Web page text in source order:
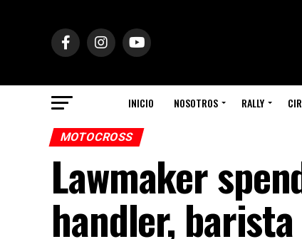
INICIO NOSOTROS RALLY
MOTOCROSS
Lawmaker
handler, barista